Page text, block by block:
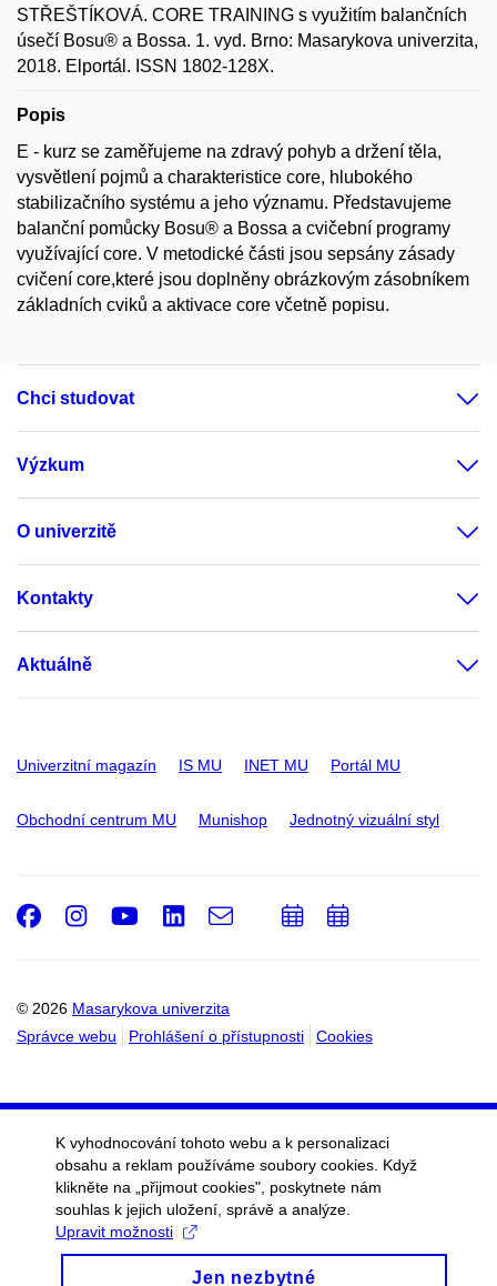
STŘEŠTÍKOVÁ. CORE TRAINING s využitím balančních
úsečí Bosu® a Bossa. 1. vyd. Brno: Masarykova univerzita,
2018. Elportál. ISSN 1802-128X.
Popis
E - kurz se zaměřujeme na zdravý pohyb a držení těla,
vysvětlení pojmů a charakteristice core, hlubokého
stabilizačního systému a jeho významu. Představujeme
balanční pomůcky Bosu® a Bossa a cvičební programy
využívající core. V metodické části jsou sepsány zásady
cvičení core,které jsou doplněny obrázkovým zásobníkem
základních cviků a aktivace core včetně popisu.
Chci studovat
Výzkum
O univerzitě
Kontakty
Aktuálně
Univerzitní magazín IS MU INET MU Portál MU
Obchodní centrum MU Munishop Jednotný vizuální styl
© 2026 Masarykova univerzita
Správce webu
Prohlášení o přístupnosti Cookies
Facebook
Instagram
Youtube
LinkedIn
e-
PřidatPřidat
K vyhodnocování tohoto webu a k personalizaci
obsahu a reklam používáme soubory cookies. Když
klikněte na „přijmout cookies", poskytnete nám
souhlas k jejich uložení, správě a analýze.
Upravit možnosti
Jen nezbytné